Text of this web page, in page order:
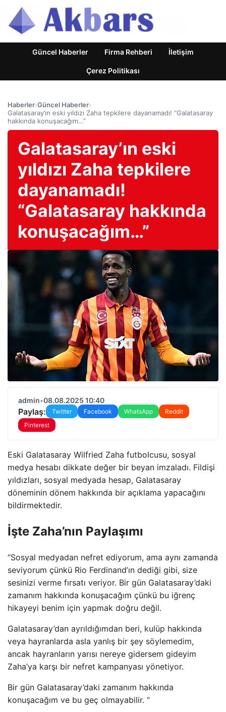
Güncel Haberler Firma Rehberi İletişim
Çerez Politikası
Haberler›Güncel Haberler›
Galatasaray’ın eski yıldızı Zaha tepkilere dayanamadı! “Galatasaray
hakkında konuşacağım…”
Galatasaray’ın eski
yıldızı Zaha tepkilere
dayanamadı!
“Galatasaray hakkında
konuşacağım…”
admin•08.08.2025 10:40
Paylaş: Twitter Facebook WhatsApp
Reddit
Pinterest
Eski Galatasaray Wilfried Zaha futbolcusu, sosyal
medya hesabı dikkate değer bir beyan imzaladı. Fildişi
yıldızları, sosyal medyada hesap, Galatasaray
döneminin dönem hakkında bir açıklama yapacağını
bildirmektedir.
İşte Zaha’nın Paylaşımı
“Sosyal medyadan nefret ediyorum, ama aynı zamanda
seviyorum çünkü Rio Ferdinand’ın dediği gibi, size
sesinizi verme fırsatı veriyor. Bir gün Galatasaray’daki
zamanım hakkında konuşacağım çünkü bu iğrenç
hikayeyi benim için yapmak doğru değil.
Galatasaray’dan ayrıldığımdan beri, kulüp hakkında
veya hayranlarda asla yanlış bir şey söylemedim,
ancak hayranların yarısı nereye gidersem gideyim
Zaha’ya karşı bir nefret kampanyası yönetiyor.
Bir gün Galatasaray’daki zamanım hakkında
konuşacağım ve bu geç olmayabilir. “